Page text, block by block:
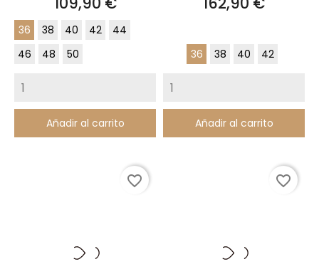
36 38 40 42
44
46
48 50
Añadir al carrito
36 38 40 42
Añadir al carrito
favorite_border favorite_border